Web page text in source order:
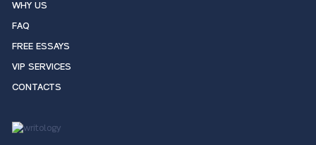
WHY US
FAQ
FREE ESSAYS
VIP SERVICES
CONTACTS